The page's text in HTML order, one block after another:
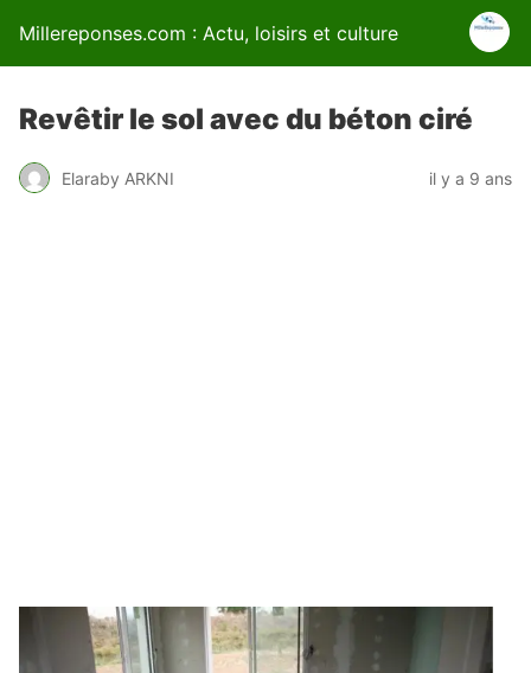
Millereponses.com : Actu, loisirs et culture
Revêtir le sol avec du béton ciré
Elaraby ARKNI il y a 9 ans